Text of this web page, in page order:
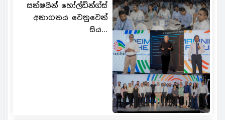
සන්ෂයින් හෝල්ඩින්ග්ස්
අනාගතය වෙනුවෙන්
සිය...